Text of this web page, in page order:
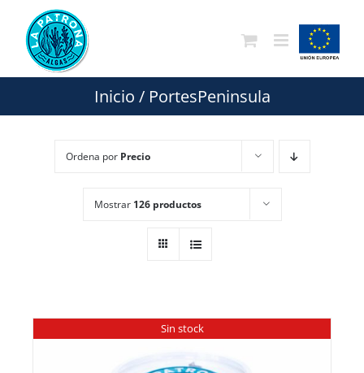
contenido
Inicio / PortesPeninsula
Ordena por Precio
Mostrar 126 productos
Sin stock